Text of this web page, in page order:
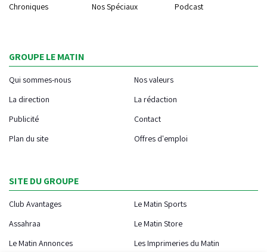
Chroniques
Nos Spéciaux Podcast
GROUPE LE MATIN
Qui sommes-nous
Nos valeurs
La direction
La rédaction
Publicité
Contact
Plan du site
Offres d'emploi
SITE DU GROUPE
Club Avantages
Le Matin Sports
Assahraa
Le Matin Store
Le Matin Annonces
Les Imprimeries du Matin